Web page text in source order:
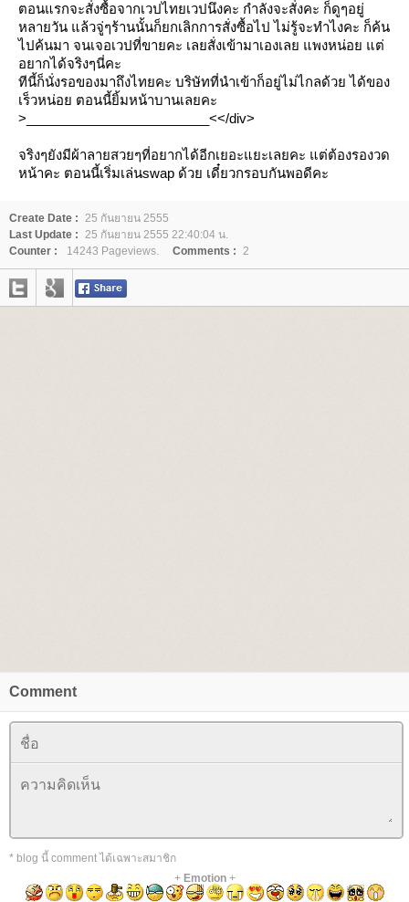
ตอนแรกจะสั่งซื้อจากเวปไทยเวปนึงคะ กำลังจะสั่งคะ ก็ดูๆอยู่
หลายวัน แล้วจู่ๆร้านนั้นก็ยกเลิกการสั่งซื้อไป ไม่รู้จะทำไงคะ ก็ค้น
ไปค้นมา จนเจอเวปที่ขายคะ เลยสั่งเข้ามาเองเลย แพงหน่อย แต่
อยากได้จริงๆนี่คะ
ทีนี้ก็นั่งรอของมาถึงไทยคะ บริษัทที่นำเข้าก็อยู่ไม่ไกลด้วย ได้ของ
เร็วหน่อย ตอนนี้ยิ้มหน้าบานเลยคะ
>_________________________<</div>
จริงๆยังมีผ้าลายสวยๆที่อยากได้อีกเยอะแยะเลยคะ แต่ต้องรองวด
หน้าคะ ตอนนี้เริ่มเล่นswap ด้วย เดี๋ยวกรอบกันพอดีคะ
Create Date : 25 กันยายน 2555
Last Update : 25 กันยายน 2555 22:40:04 น.
Counter :
14243 Pageviews. Comments : 2
Comment
* blog นี้ comment ได้เฉพาะสมาชิก
+ Emotion+